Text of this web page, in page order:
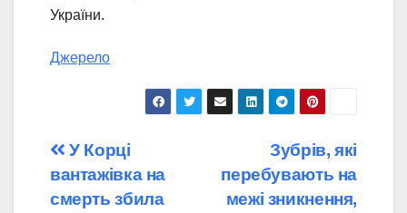
України.
Джерело
Навігація
записів
Зубрів, які
перебувають на
межі зникнення,
У Корці
вантажівка на
смерть збила